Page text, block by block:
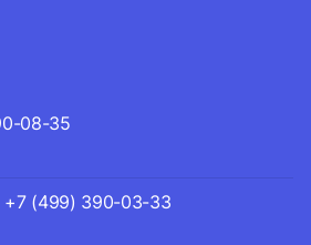
08-35
+7 (499) 390-03-33